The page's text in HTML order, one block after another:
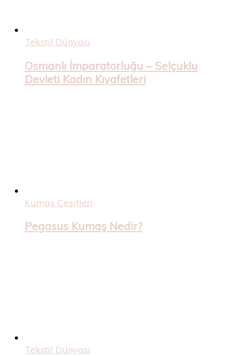
Tekstil Dünyası
Osmanlı İmparatorluğu – Selçuklu
Devleti Kadın Kıyafetleri
Kumaş Çeşitleri
Pegasus Kumaş Nedir?
Tekstil Dünyası